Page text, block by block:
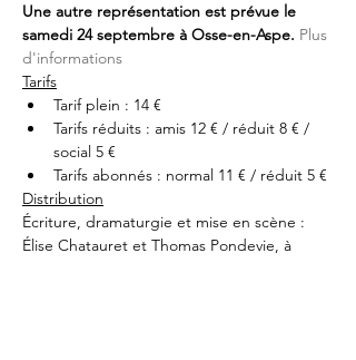
Une autre représentation est prévue le
samedi 24 septembre à Osse-en-Aspe. Plus
d'informations
Tarifs
Tarif plein : 14 €
Tarifs réduits : amis 12 € / réduit 8 € /
social 5 €
Tarifs abonnés : normal 11 € / réduit 5 €
Distribution
Écriture, dramaturgie et mise en scène :
Élise Chatauret et Thomas Pondevie, à